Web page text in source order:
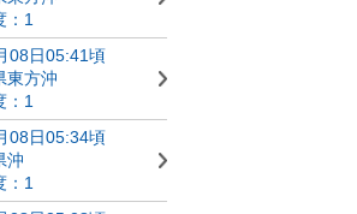
：1
08日05:41頃
東方沖
：1
08日05:34頃
沖
：1